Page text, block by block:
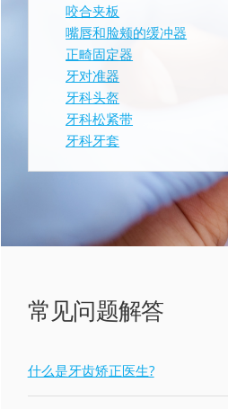
咬合夹板
嘴唇和脸颊的缓冲器
正畸固定器
牙对准器
牙科头盔
牙科松紧带
牙科牙套
常见问题解答
什么是牙齿矫正医生?